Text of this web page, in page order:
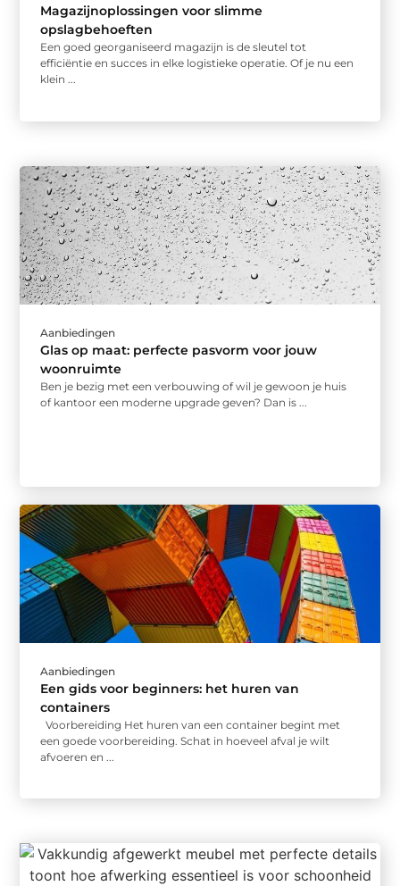
Magazijnoplossingen voor slimme
opslagbehoeften
Een goed georganiseerd magazijn is de sleutel tot
efficiëntie en succes in elke logistieke operatie. Of je nu een
klein ...
Aanbiedingen
Glas op maat: perfecte pasvorm voor jouw
woonruimte
Ben je bezig met een verbouwing of wil je gewoon je huis
of kantoor een moderne upgrade geven? Dan is ...
Aanbiedingen
Een gids voor beginners: het huren van
containers
Voorbereiding Het huren van een container begint met
een goede voorbereiding. Schat in hoeveel afval je wilt
afvoeren en ...